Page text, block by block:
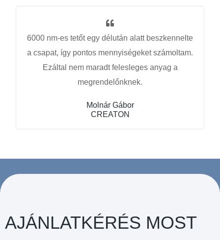
6000 nm-es tetőt egy délután alatt beszkennelte
a csapat, így pontos mennyiségeket számoltam.
Ezáltal nem maradt felesleges anyag a
megrendelőnknek.
Molnár Gábor
CREATON
AJÁNLATKÉRÉS MOST